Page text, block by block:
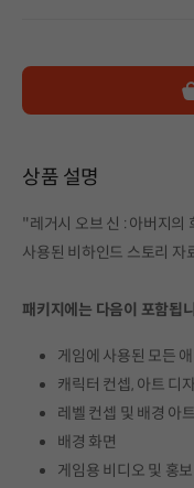
상품 설명
"레거시 오브 신 : 아버지의
사용된 비하인드 스토리 자
패키지에는 다음이 포함됩
게임에 사용된 모든
캐릭터 컨셉, 아트 디
레벨 컨셉 및 배경 아
배경 화면
게임용 비디오 및 홍